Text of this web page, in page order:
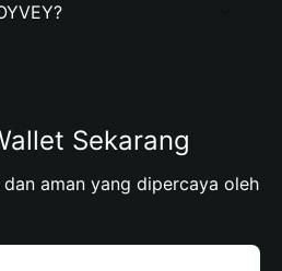
Sekarang
aman yang dipercaya oleh